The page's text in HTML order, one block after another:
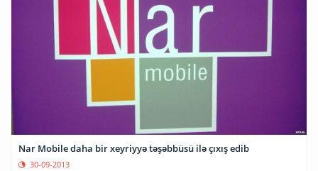
Nar Mobile daha bir xeyriyyə təşəbbüsü ilə çıxış edib
30-09-2013